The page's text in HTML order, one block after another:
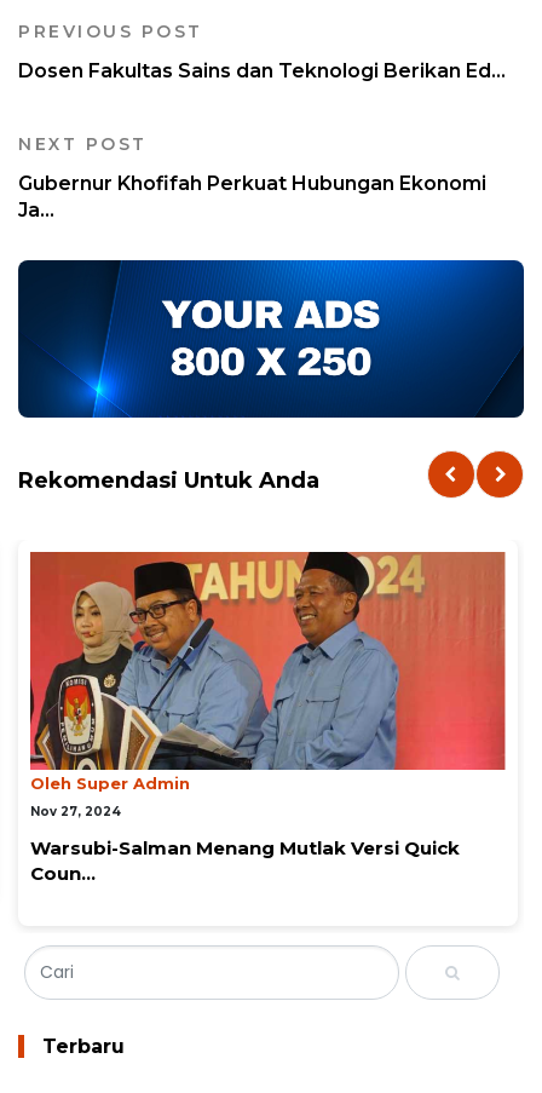
PREVIOUS POST
Dosen Fakultas Sains dan Teknologi Berikan Ed...
NEXT POST
Gubernur Khofifah Perkuat Hubungan Ekonomi
Ja...
Rekomendasi Untuk Anda
Oleh Super Admin
Nov 27, 2024
Keunggulan Khofifah- Emil di Pilgub Jatim dan...
Terbaru